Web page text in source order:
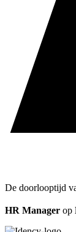
De doorlooptijd
HR Manager op